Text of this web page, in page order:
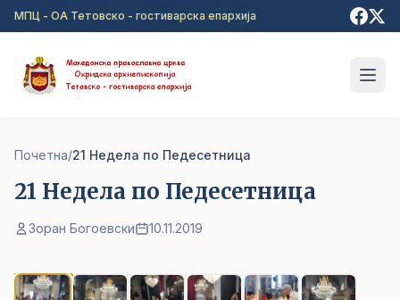
Прејди на главна содржина
МПЦ - ОА Тетовско - гостиварска епархија
Почетна/21 Недела по Педесетница
21 Недела по Педесетница
Зоран Богоевски 10.11.2019